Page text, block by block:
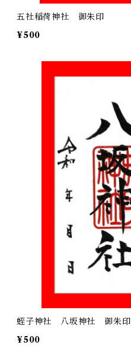
五社稲荷神社 御朱印
¥500
蛭子神社 八坂神社 御朱印
¥500